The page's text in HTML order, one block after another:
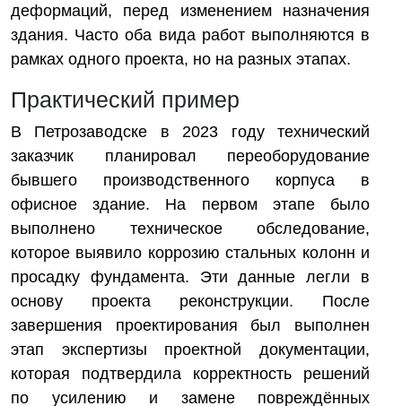
деформаций, перед изменением назначения
здания. Часто оба вида работ выполняются в
рамках одного проекта, но на разных этапах.
Практический пример
В Петрозаводске в 2023 году технический
заказчик планировал переоборудование
бывшего производственного корпуса в
офисное здание. На первом этапе было
выполнено техническое обследование,
которое выявило коррозию стальных колонн и
просадку фундамента. Эти данные легли в
основу проекта реконструкции. После
завершения проектирования был выполнен
этап экспертизы проектной документации,
которая подтвердила корректность решений
по усилению и замене повреждённых